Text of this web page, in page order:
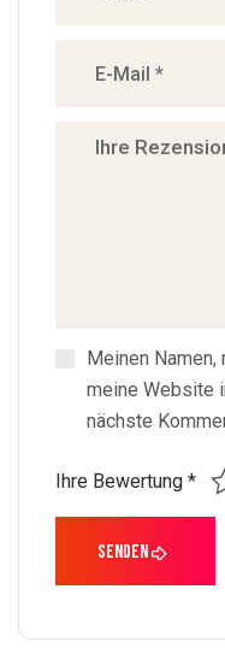
Meinen
meine Website
nächste
Ihre Bewertung *